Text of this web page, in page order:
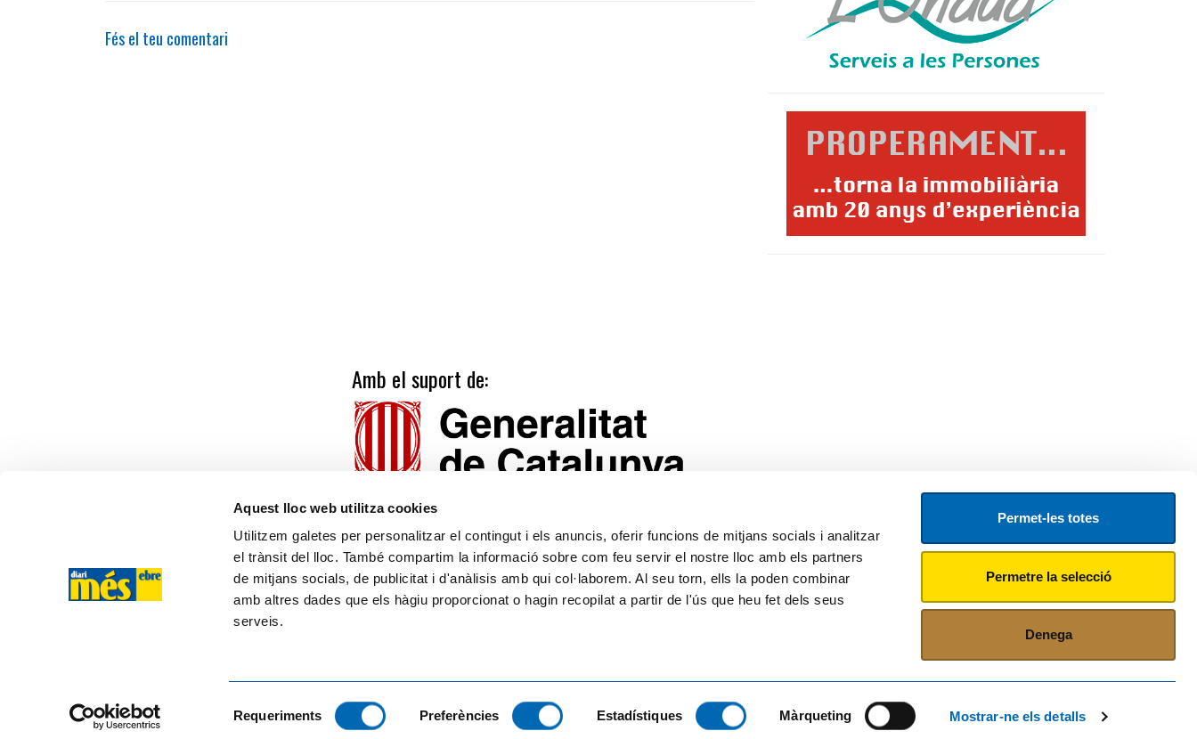
Aquest lloc web utilitza cookies
Utilitzem galetes per personalitzar el contingut i els anuncis, oferir funcions de mitjans socials i analitzar
el trànsit del lloc. També compartim la informació sobre com feu servir el nostre lloc amb els partners
de mitjans socials, de publicitat i d'anàlisis amb qui col·laborem. Al seu torn, ells la poden combinar
amb altres dades que els hàgiu proporcionat o hagin recopilat a partir de l'ús que heu fet dels seus
serveis.
Requeriments Preferències Estadístiques Màrqueting Mostrar-ne els detalls
Permet-les totes
Permetre la selecció
Denega
Fés el teu comentari
Amb el suport de:
més ebre
C/ Cervantes, 13, 43500 - Tortosa (TARRAGONA)
Tarifes
Calendari publicacions